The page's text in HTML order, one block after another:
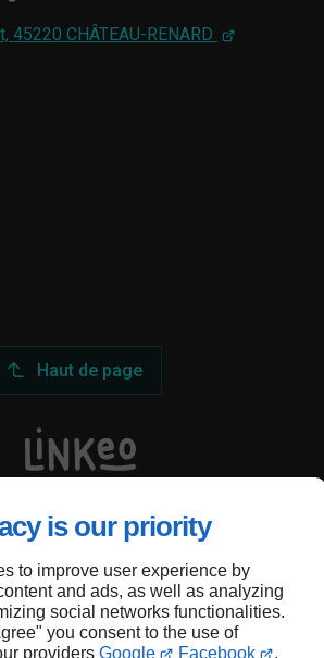
is our priority
to improve user experience by
and ads, as well as analyzing
social networks functionalities.
you consent to the use of
providers Google Facebook .
45220 CHÂTEAU-RENARD
Haut de page